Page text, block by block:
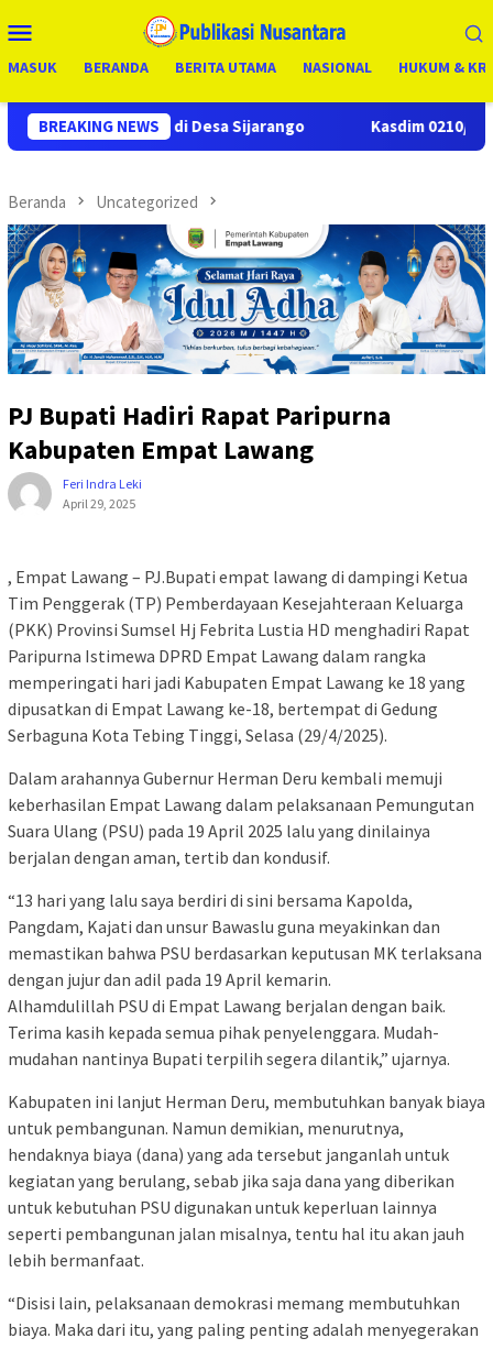
ke
Mobile
MASUK BERANDA BERITA UTAMA NASIONAL HUKUM &
BREAKING NEWS
Sijarango Kasdim 0210/TU Pimpin Apel Siaga Bencana
Beranda Uncategorized
PJ Bupati Hadiri Rapat Paripurna
Kabupaten Empat Lawang
Feri Indra Leki
April 29, 2025
, Empat Lawang – PJ.Bupati empat lawang di dampingi Ketua
Tim Penggerak (TP) Pemberdayaan Kesejahteraan Keluarga
(PKK) Provinsi Sumsel Hj Febrita Lustia HD menghadiri Rapat
Paripurna Istimewa DPRD Empat Lawang dalam rangka
memperingati hari jadi Kabupaten Empat Lawang ke 18 yang
dipusatkan di Empat Lawang ke-18, bertempat di Gedung
Serbaguna Kota Tebing Tinggi, Selasa (29/4/2025).
Dalam arahannya Gubernur Herman Deru kembali memuji
keberhasilan Empat Lawang dalam pelaksanaan Pemungutan
Suara Ulang (PSU) pada 19 April 2025 lalu yang dinilainya
berjalan dengan aman, tertib dan kondusif.
“13 hari yang lalu saya berdiri di sini bersama Kapolda,
Pangdam, Kajati dan unsur Bawaslu guna meyakinkan dan
memastikan bahwa PSU berdasarkan keputusan MK terlaksana
dengan jujur dan adil pada 19 April kemarin.
Alhamdulillah PSU di Empat Lawang berjalan dengan baik.
Terima kasih kepada semua pihak penyelenggara. Mudah-
mudahan nantinya Bupati terpilih segera dilantik,” ujarnya.
Kabupaten ini lanjut Herman Deru, membutuhkan banyak biaya
untuk pembangunan. Namun demikian, menurutnya,
hendaknya biaya (dana) yang ada tersebut janganlah untuk
kegiatan yang berulang, sebab jika saja dana yang diberikan
untuk kebutuhan PSU digunakan untuk keperluan lainnya
seperti pembangunan jalan misalnya, tentu hal itu akan jauh
lebih bermanfaat.
“Disisi lain, pelaksanaan demokrasi memang membutuhkan
biaya. Maka dari itu, yang paling penting adalah menyegerakan